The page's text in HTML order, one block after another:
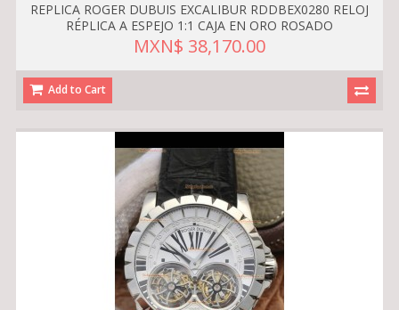
REPLICA ROGER DUBUIS EXCALIBUR RDDBEX0280 RELOJ
RÉPLICA A ESPEJO 1:1 CAJA EN ORO ROSADO
MXN$ 38,170.00
Add to Cart